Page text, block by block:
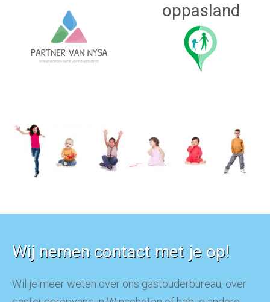
oppasland
Wij nemen contact met je op!
Wil je meer weten over ons gastouderbureau, over